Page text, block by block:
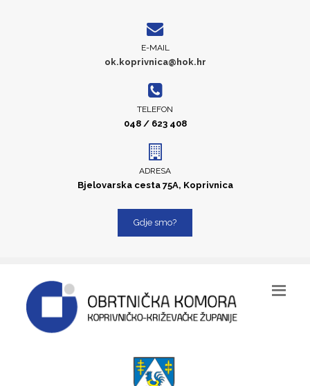
E-MAIL
ok.koprivnica@hok.hr
TELEFON
048 / 623 408
ADRESA
Bjelovarska cesta 75A, Koprivnica
Gdje smo?